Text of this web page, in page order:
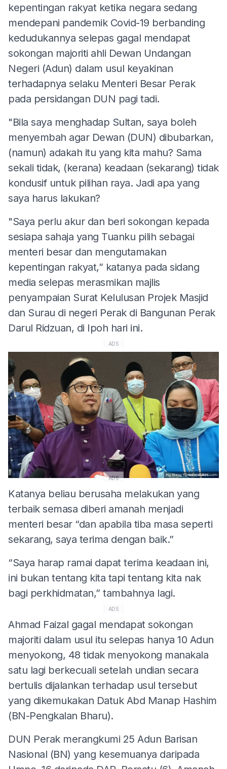
kepentingan rakyat ketika negara sedang
mendepani pandemik Covid-19 berbanding
kedudukannya selepas gagal mendapat
sokongan majoriti ahli Dewan Undangan
Negeri (Adun) dalam usul keyakinan
terhadapnya selaku Menteri Besar Perak
pada persidangan DUN pagi tadi.
"Bila saya menghadap Sultan, saya boleh
menyembah agar Dewan (DUN) dibubarkan,
(namun) adakah itu yang kita mahu? Sama
sekali tidak, (kerana) keadaan (sekarang) tidak
kondusif untuk pilihan raya. Jadi apa yang
saya harus lakukan?
"Saya perlu akur dan beri sokongan kepada
sesiapa sahaja yang Tuanku pilih sebagai
menteri besar dan mengutamakan
kepentingan rakyat,” katanya pada sidang
media selepas merasmikan majlis
penyampaian Surat Kelulusan Projek Masjid
dan Surau di negeri Perak di Bangunan Perak
Darul Ridzuan, di Ipoh hari ini.
ADS
ADS
Katanya beliau berusaha melakukan yang
terbaik semasa diberi amanah menjadi
menteri besar “dan apabila tiba masa seperti
sekarang, saya terima dengan baik.”
“Saya harap ramai dapat terima keadaan ini,
ini bukan tentang kita tapi tentang kita nak
bagi perkhidmatan,” tambahnya lagi.
ADS
Ahmad Faizal gagal mendapat sokongan
majoriti dalam usul itu selepas hanya 10 Adun
menyokong, 48 tidak menyokong manakala
satu lagi berkecuali setelah undian secara
bertulis dijalankan terhadap usul tersebut
yang dikemukakan Datuk Abd Manap Hashim
(BN-Pengkalan Bharu).
DUN Perak merangkumi 25 Adun Barisan
Nasional (BN) yang kesemuanya daripada